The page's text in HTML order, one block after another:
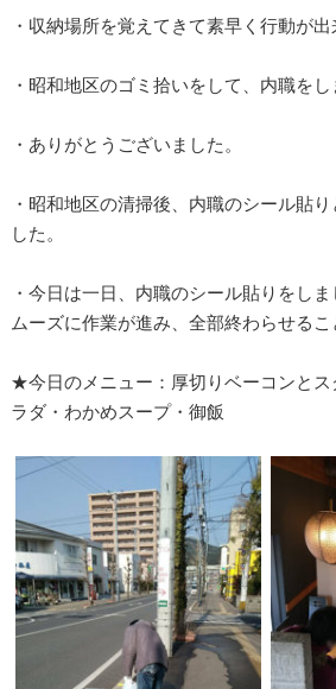
・収納場所を覚えてきて素早く行動が出
・昭和地区のゴミ拾いをして、内職をし
・ありがとうございました。
・昭和地区の清掃後、内職のシール貼
した。
・今日は一日、内職のシール貼りをし
ムーズに作業が進み、全部終わらせるこ
★今日のメニュー：厚切りベーコンとス
ラダ・わかめスープ・御飯